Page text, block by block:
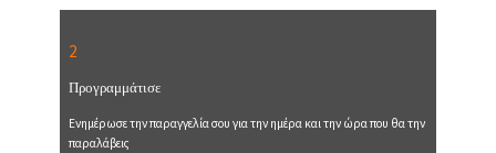
2
Προγραμμάτισε
Ενημέρωσε την παραγγελία σου για την ημέρα και την ώρα που θα την
παραλάβεις